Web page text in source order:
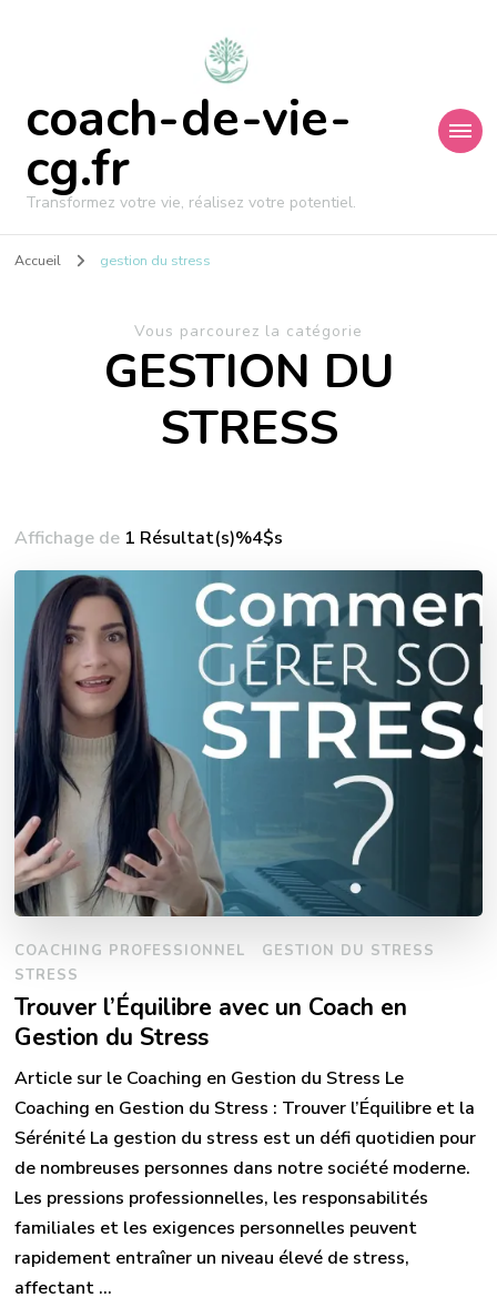
coach-de-vie-
cg.fr
Transformez votre vie, réalisez votre potentiel.
Accueil gestion du stress
Vous parcourez la catégorie
GESTION DU
STRESS
Affichage de 1 Résultat(s)%4$s
COACHING PROFESSIONNEL
GESTION DU STRESS
STRESS
Trouver l’Équilibre avec un Coach en
Gestion du Stress
Article sur le Coaching en Gestion du Stress Le
Coaching en Gestion du Stress : Trouver l’Équilibre et la
Sérénité La gestion du stress est un défi quotidien pour
de nombreuses personnes dans notre société moderne.
Les pressions professionnelles, les responsabilités
familiales et les exigences personnelles peuvent
rapidement entraîner un niveau élevé de stress,
affectant …